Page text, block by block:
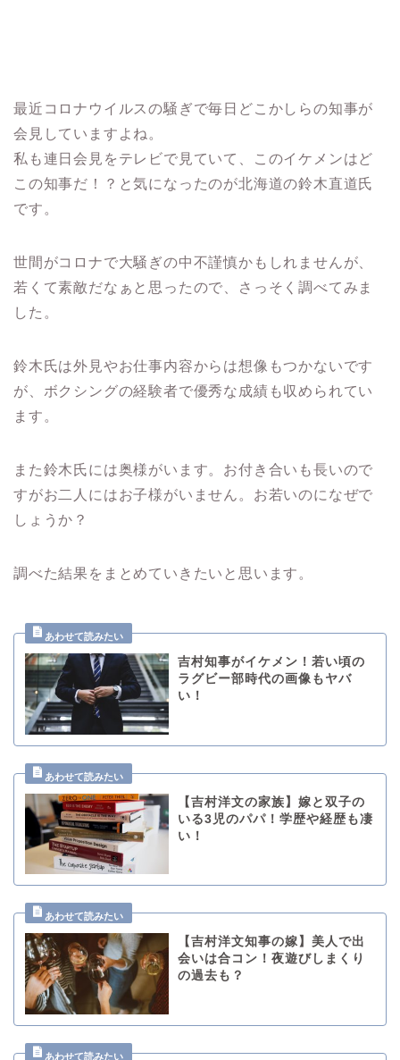
最近コロナウイルスの騒ぎで毎日どこかしらの知事が
会見していますよね。
私も連日会見をテレビで見ていて、このイケメンはど
この知事だ！？と気になったのが北海道の鈴木直道氏
です。
世間がコロナで大騒ぎの中不謹慎かもしれませんが、
若くて素敵だなぁと思ったので、さっそく調べてみま
した。
鈴木氏は外見やお仕事内容からは想像もつかないです
が、ボクシングの経験者で優秀な成績も収められてい
ます。
また鈴木氏には奥様がいます。お付き合いも長いので
すがお二人にはお子様がいません。お若いのになぜで
しょうか？
調べた結果をまとめていきたいと思います。
吉村知事がイケメン！若い頃の
ラグビー部時代の画像もヤバ
い！
【吉村洋文の家族】嫁と双子の
いる3児のパパ！学歴や経歴も凄
い！
【吉村洋文知事の嫁】美人で出
会いは合コン！夜遊びしまくり
の過去も？